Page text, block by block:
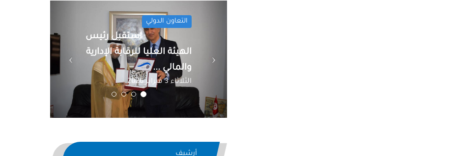
التعاون الدولي
استقبل رئيس
الهيئة العليا للرقابة الإدارية
والمالي ...
الثلاثاء 3 فبراير 2026
أرشيف